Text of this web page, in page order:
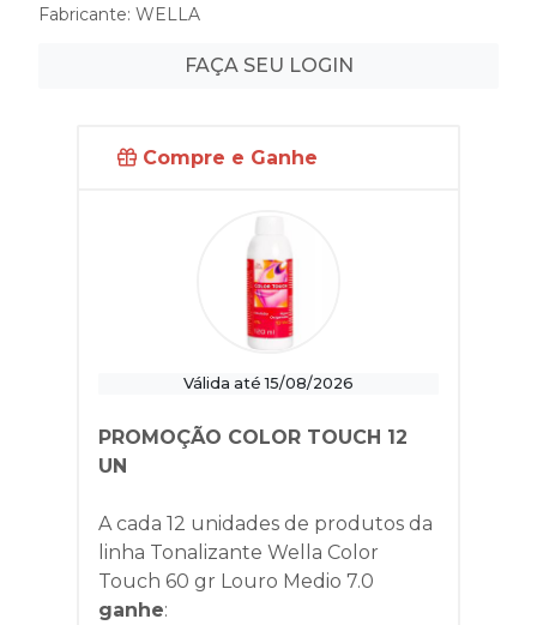
Fabricante: WELLA
FAÇA SEU LOGIN
Compre e Ganhe
Válida até 15/08/2026
PROMOÇÃO COLOR TOUCH 12
UN
A cada 12 unidades de produtos da
linha Tonalizante Wella Color
Touch 60 gr Louro Medio 7.0
ganhe: